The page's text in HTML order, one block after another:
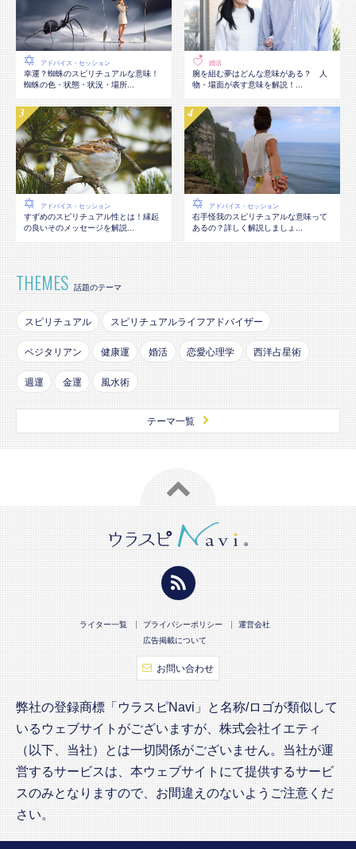
アドバイス・セッション
幸運？蜘蛛のスピリチュアルな意味！
蜘蛛の色・状態・状況・場所...
婚活
腕を組む夢はどんな意味がある？ 人
物・場面が表す意味を解説！...
アドバイス・セッション
すずめのスピリチュアル性とは！縁起
の良いそのメッセージを解説...
アドバイス・セッション
右手怪我のスピリチュアルな意味って
あるの？詳しく解説しましょ...
THEMES 話題のテーマ
スピリチュアル スピリチュアルライフアドバイザー
ベジタリアン 健康運 婚活 恋愛心理学 西洋占星術
週運 金運 風水術
テーマ一覧
ライター一覧 プライバシーポリシー
運営会社
広告掲載について
お問い合わせ
弊社の登録商標「ウラスピNavi」と名称/ロゴが類似して
いるウェブサイトがございますが、株式会社イエティ
（以下、当社）とは一切関係がございません。当社が運
営するサービスは、本ウェブサイトにて提供するサービ
スのみとなりますので、お間違えのないようご注意くだ
さい。